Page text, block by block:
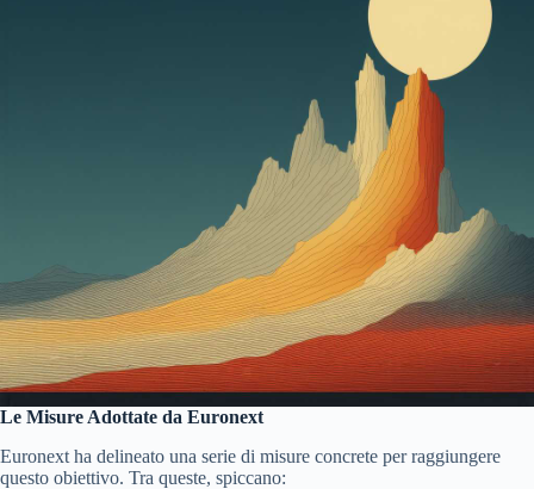
Le Misure Adottate da Euronext
Euronext ha delineato una serie di misure concrete per raggiungere
questo obiettivo. Tra queste, spiccano: